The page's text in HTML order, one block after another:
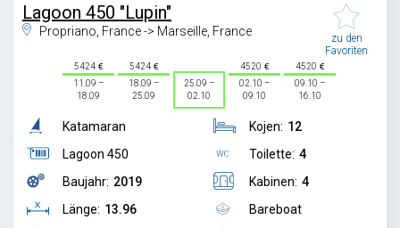
Lagoon 450 "Lupin"
Propriano, France -> Marseille, France
zu den
Favoriten
5424
11.09 –
18.09
5424
18.09 –
25.09
25.09 –
02.10
4520
02.10 –
09.10
4520
09.10 –
16.10
Katamaran
Lagoon 450
Baujahr: 2019
Länge: 13.96
Kojen: 12
Toilette: 4
Kabinen: 4
Bareboat